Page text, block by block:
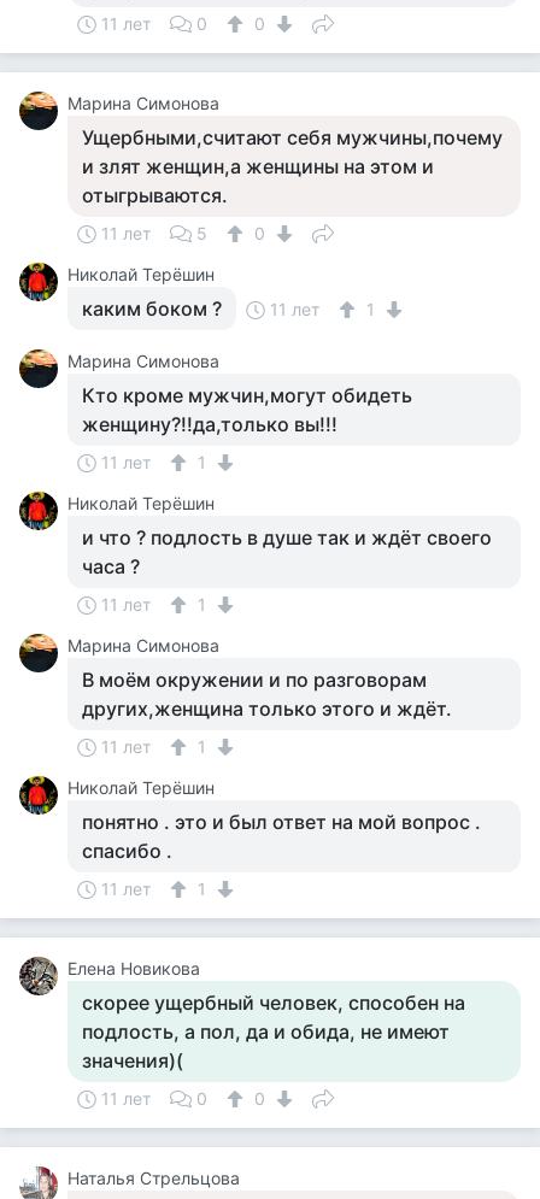
11 лет 0 0
Марина Симонова
Ущербными,считают себя мужчины,почему
и злят женщин,а женщины на этом и
отыгрываются.
11 лет 5
0
Николай Терёшин
каким боком ? 11 лет 1
Марина Симонова
Кто кроме мужчин,могут обидеть
женщину?!!да,только вы!!!
11 лет
1
Николай Терёшин
и что ? подлость в душе так и ждёт своего
часа ?
11 лет
1
Марина Симонова
В моём окружении и по разговорам
других,женщина только этого и ждёт.
11 лет
1
Николай Терёшин
понятно . это и был ответ на мой вопрос .
спасибо .
11 лет 1
Елена Новикова
скорее ущербный человек, способен на
подлость, а пол, да и обида, не имеют
значения)(
11 лет 0 0
Наталья Стрельцова